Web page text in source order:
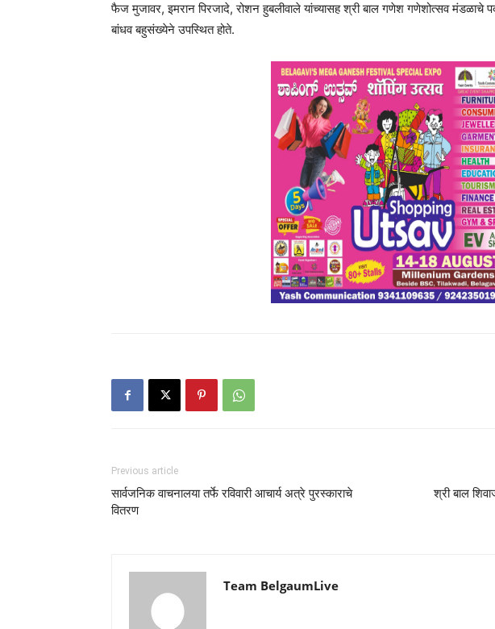
फैज मुजावर, इमरान पिरजादे, रोशन हुबलीवाले यांच्यासह श्री बाल गणेश गणेशोत्सव मंडळाचे
बांधव बहुसंख्येने उपस्थित होते.
Previous article
सार्वजनिक वाचनालया तर्फे रविवारी आचार्य अत्रे पुरस्काराचे
वितरण
श्री बाल
Team BelgaumLive